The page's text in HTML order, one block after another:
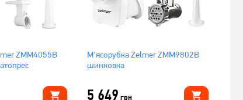
ZMM4055B
М'ясорубка Zelmer ZMM9802B
шинковка
5 649 грн